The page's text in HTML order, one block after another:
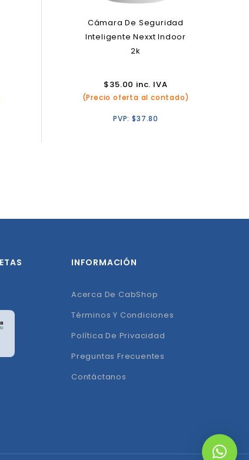
Cámara De Seguridad
Inteligente Nexxt Indoor
2k
$35.00 inc. IVA
(Precio oferta al contado)
PVP:$37.80
INFORMACIÓN
Acerca De CabShop
Términos Y Condiciones
Política De Privacidad
Preguntas Frecuentes
Contáctanos